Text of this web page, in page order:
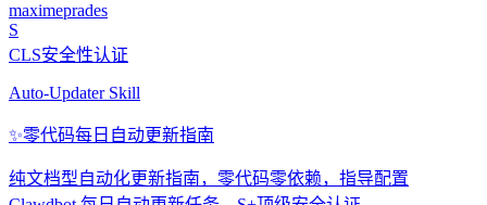
maximeprades
S
CLS安全性认证
Auto-Updater Skill
✨零代码每日自动更新指南
纯文档型自动化更新指南，零代码零依赖，指导配置